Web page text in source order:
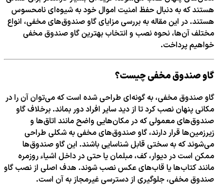
هستند که به دنبال حفظ امنیت اموال خود به شیوه‌ای نامحسوس
هستند. در این مقاله به بررسی مزایای گاو صندوق‌های مخفی، انواع
مختلف آن‌ها، نحوه نصب و انتخاب بهترین گاو صندوق مخفی
خواهیم پرداخت.
گاو صندوق مخفی چیست؟
گاو صندوق مخفی، به گونه‌ای طراحی شده است که می‌توان آن را در
مکانی پنهان نصب کرد تا از دید سایر افراد دور بماند. برخلاف گاو
صندوق‌های معمولی که در مکان‌هایی واضح مانند اتاق‌ها و
زیرزمین‌ها قرار دارند، گاو صندوق‌های مخفی به شکلی طراحی
می‌شوند که به سختی قابل شناسایی باشند. این گاو صندوق‌ها
ممکن است در دیوار، کف، مبلمان یا حتی در داخل اشیاء روزمره
مانند کتاب‌ها یا قاب‌های عکس نصب شوند. هدف اصلی از نصب گاو
صندوق مخفی، جلوگیری از دسترسی غیرمجاز به آن است.